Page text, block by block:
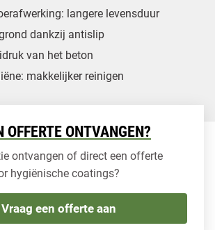
langere levensduur
dankzij antislip
van het beton
makkelijker reinigen
OFFERTE ONTVANGEN?
ontvangen of direct een offerte
hygiënische coatings?
Vraag een offerte aan